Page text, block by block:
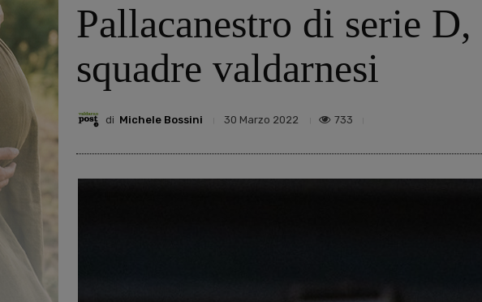
Pallacanestro di serie
squadre valdarnesi
di Michele Bossini 30 Marzo 2022 733